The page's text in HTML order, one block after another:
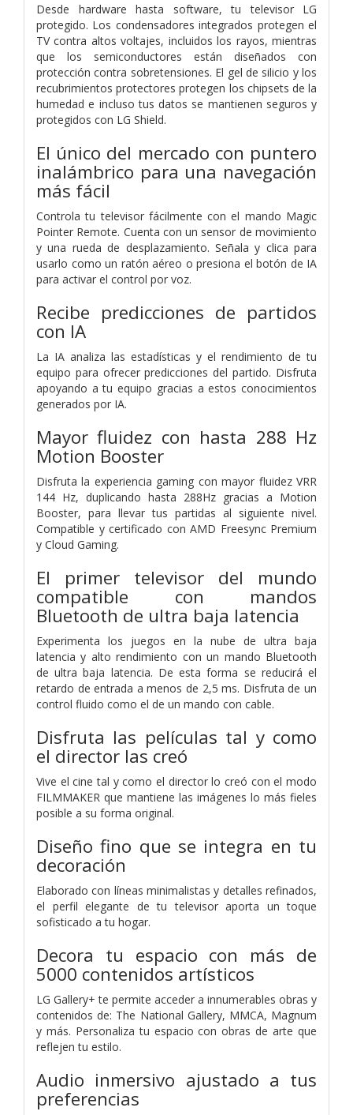
Desde hardware hasta software, tu televisor LG
protegido. Los condensadores integrados protegen el
TV contra altos voltajes, incluidos los rayos, mientras
que los semiconductores están diseñados con
protección contra sobretensiones. El gel de silicio y los
recubrimientos protectores protegen los chipsets de la
humedad e incluso tus datos se mantienen seguros y
protegidos con LG Shield.
El único del mercado con puntero
inalámbrico para una navegación
más fácil
Controla tu televisor fácilmente con el mando Magic
Pointer Remote. Cuenta con un sensor de movimiento
y una rueda de desplazamiento. Señala y clica para
usarlo como un ratón aéreo o presiona el botón de IA
para activar el control por voz.
Recibe predicciones de partidos
con IA
La IA analiza las estadísticas y el rendimiento de tu
equipo para ofrecer predicciones del partido. Disfruta
apoyando a tu equipo gracias a estos conocimientos
generados por IA.
Mayor fluidez con hasta 288 Hz
Motion Booster
Disfruta la experiencia gaming con mayor fluidez VRR
144 Hz, duplicando hasta 288Hz gracias a Motion
Booster, para llevar tus partidas al siguiente nivel.
Compatible y certificado con AMD Freesync Premium
y Cloud Gaming.
El primer televisor del mundo
compatible con mandos
Bluetooth de ultra baja latencia
Experimenta los juegos en la nube de ultra baja
latencia y alto rendimiento con un mando Bluetooth
de ultra baja latencia. De esta forma se reducirá el
retardo de entrada a menos de 2,5 ms. Disfruta de un
control fluido como el de un mando con cable.
Disfruta las películas tal y como
el director las creó
Vive el cine tal y como el director lo creó con el modo
FILMMAKER que mantiene las imágenes lo más fieles
posible a su forma original.
Diseño fino que se integra en tu
decoración
Elaborado con líneas minimalistas y detalles refinados,
el perfil elegante de tu televisor aporta un toque
sofisticado a tu hogar.
Decora tu espacio con más de
5000 contenidos artísticos
LG Gallery+ te permite acceder a innumerables obras y
contenidos de: The National Gallery, MMCA, Magnum
y más. Personaliza tu espacio con obras de arte que
reflejen tu estilo.
Audio inmersivo ajustado a tus
preferencias